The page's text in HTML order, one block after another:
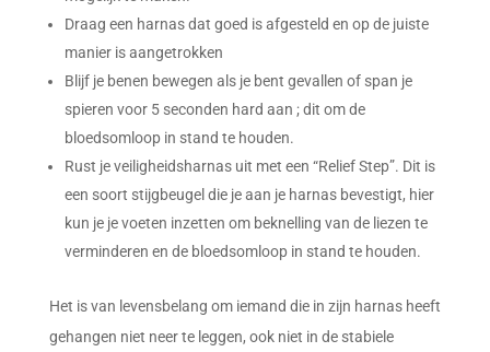
Draag een harnas dat goed is afgesteld en op de juiste
manier is aangetrokken
Blijf je benen bewegen als je bent gevallen of span je
spieren voor 5 seconden hard aan ; dit om de
bloedsomloop in stand te houden.
Rust je veiligheidsharnas uit met een “Relief Step”. Dit is
een soort stijgbeugel die je aan je harnas bevestigt, hier
kun je je voeten inzetten om beknelling van de liezen te
verminderen en de bloedsomloop in stand te houden.
Het is van levensbelang om iemand die in zijn harnas heeft
gehangen niet neer te leggen, ook niet in de stabiele